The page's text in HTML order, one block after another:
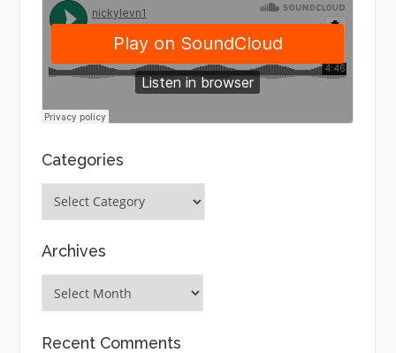
Categories
Categories
Archives
Recent Comments